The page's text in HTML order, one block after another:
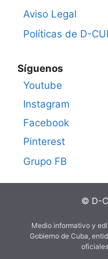
Aviso Legal
Políticas de D-
Síguenos
Youtube
Instagram
Facebook
Pinterest
Grupo FB
© D-
Medio informativo y
Gobierno de Cuba,